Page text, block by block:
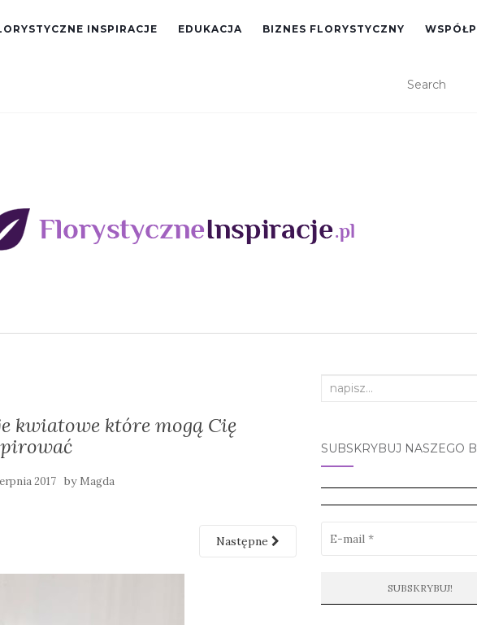
INSPIRACJE EDUKACJA BIZNES FLORYSTYCZNY
kwiatowe które mogą Cię
2017 by Magda
Następne
Search
SUBSKRYBUJ NASZEGO